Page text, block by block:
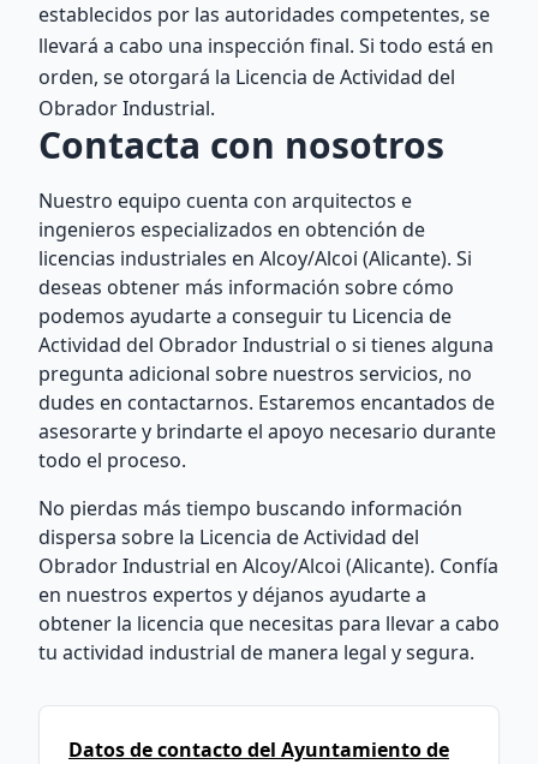
establecidos por las autoridades competentes, se
llevará a cabo una inspección final. Si todo está en
orden, se otorgará la Licencia de Actividad del
Obrador Industrial.
Contacta con nosotros
Nuestro equipo cuenta con arquitectos e
ingenieros especializados en obtención de
licencias industriales en Alcoy/Alcoi (Alicante). Si
deseas obtener más información sobre cómo
podemos ayudarte a conseguir tu Licencia de
Actividad del Obrador Industrial o si tienes alguna
pregunta adicional sobre nuestros servicios, no
dudes en contactarnos. Estaremos encantados de
asesorarte y brindarte el apoyo necesario durante
todo el proceso.
No pierdas más tiempo buscando información
dispersa sobre la Licencia de Actividad del
Obrador Industrial en Alcoy/Alcoi (Alicante). Confía
en nuestros expertos y déjanos ayudarte a
obtener la licencia que necesitas para llevar a cabo
tu actividad industrial de manera legal y segura.
Datos de contacto del Ayuntamiento de